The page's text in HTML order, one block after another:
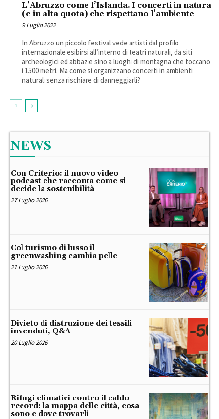
L’Abruzzo come l’Islanda. I concerti in natura
(e in alta quota) che rispettano l’ambiente
9 Luglio 2022
In Abruzzo un piccolo festival vede artisti dal profilo
internazionale esibirsi all’interno di teatri naturali, da siti
archeologici ed abbazie sino a luoghi di montagna che toccano
i 1500 metri. Ma come si organizzano concerti in ambienti
naturali senza rischiare di danneggiarli?
NEWS
Con Criterio: il nuovo video
podcast che racconta come si
decide la sostenibilità
27 Luglio 2026
Col turismo di lusso il
greenwashing cambia pelle
21 Luglio 2026
Divieto di distruzione dei tessili
invenduti, Q&A
20 Luglio 2026
Rifugi climatici contro il caldo
record: la mappa delle città, cosa
sono e dove trovarli